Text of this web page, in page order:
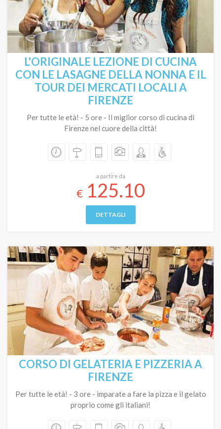
L'ORIGINALE LEZIONE DI CUCINA
CON LE LASAGNE DELLA NONNA E IL
TOUR DEI MERCATI LOCALI A
FIRENZE
Per tutte le età! - 5 ore - Il miglior corso di cucina di
Firenze nel cuore della città!
a partire da
€125.10
DETTAGLI
CORSO DI GELATERIA E PIZZERIA A
FIRENZE
Per tutte le età! - 3 ore - imparate a fare la pizza e il gelato
proprio come gli italiani!